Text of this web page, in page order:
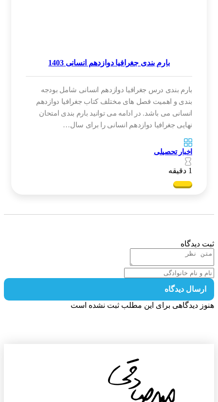
بارم بندی جغرافیا دوازدهم انسانی 1403
بارم بندی درس جغرافیا دوازدهم انسانی شامل بودجه
بندی و اهمیت فصل های مختلف کتاب جغرافیا دوازدهم
انسانی می باشد. در ادامه می توانید بارم بندی امتحان
نهایی جغرافیا دوازدهم انسانی را برای سال…
اخبار تحصیلی
دیدگاه
دیدگاه
دیدگاهی برای این مطلب ثبت نشده است